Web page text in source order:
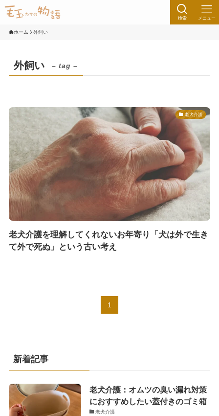
検索 メニュー
ホーム 外飼い
外飼い – tag –
老犬介護
老犬介護を理解してくれないお年寄り「犬は外で生き
て外で死ぬ」という古い考え
1
新着記事
老犬介護：オムツの臭い漏れ対策
におすすめしたい蓋付きのゴミ箱
老犬介護